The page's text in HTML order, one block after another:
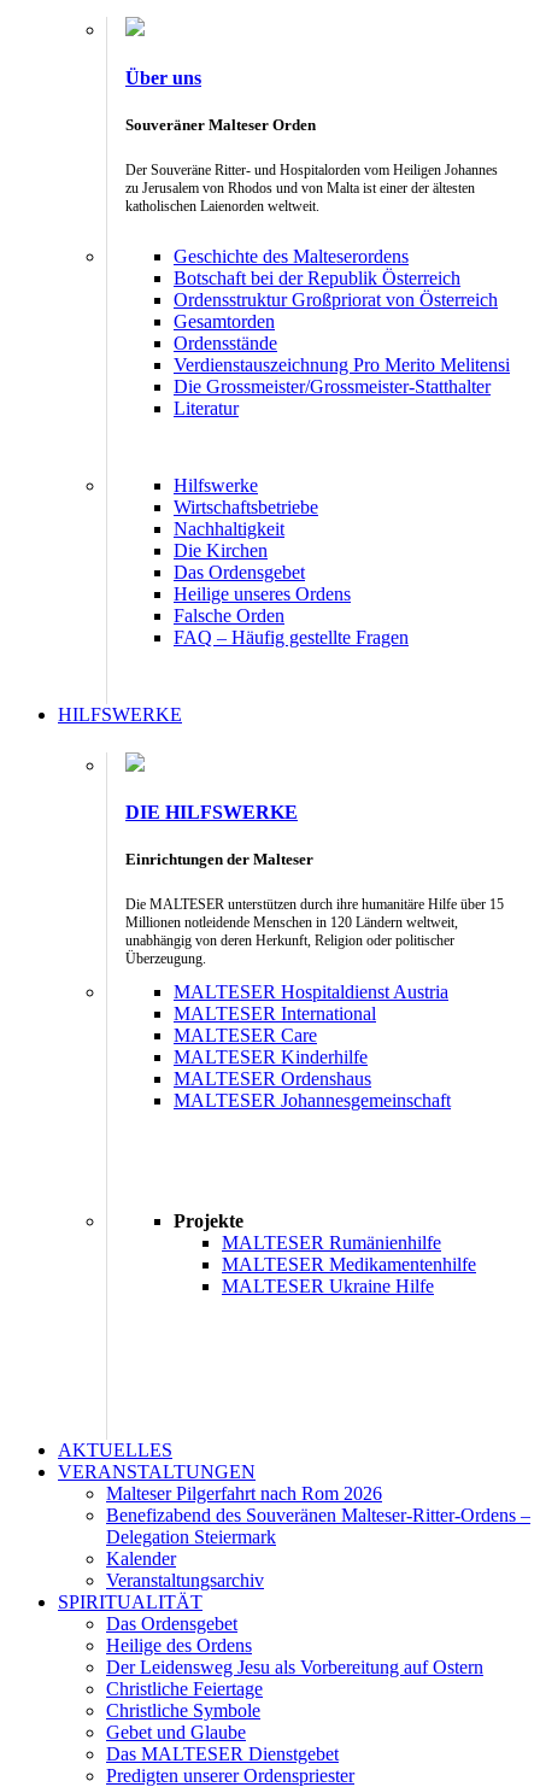
Über uns
Souveräner Malteser Orden
Der Souveräne Ritter- und Hospitalorden vom Heiligen Johannes
zu Jerusalem von Rhodos und von Malta ist einer der ältesten
katholischen Laienorden weltweit.
Geschichte des Malteserordens
Botschaft bei der Republik Österreich
Ordensstruktur Großpriorat von Österreich
Gesamtorden
Ordensstände
Verdienstauszeichnung Pro Merito Melitensi
Die Grossmeister/Grossmeister-Statthalter
Literatur
Hilfswerke
Wirtschaftsbetriebe
Nachhaltigkeit
Die Kirchen
Das Ordensgebet
Heilige unseres Ordens
Falsche Orden
FAQ – Häufig gestellte Fragen
HILFSWERKE
DIE HILFSWERKE
Einrichtungen der Malteser
Die MALTESER unterstützen durch ihre humanitäre Hilfe über 15
Millionen notleidende Menschen in 120 Ländern weltweit,
unabhängig von deren Herkunft, Religion oder politischer
Überzeugung.
MALTESER Hospitaldienst Austria
MALTESER International
MALTESER Care
MALTESER Kinderhilfe
MALTESER Ordenshaus
MALTESER Johannesgemeinschaft
Projekte
MALTESER Rumänienhilfe
MALTESER Medikamentenhilfe
MALTESER Ukraine Hilfe
AKTUELLES
VERANSTALTUNGEN
Malteser Pilgerfahrt nach Rom 2026
Benefizabend des Souveränen Malteser-Ritter-Ordens –
Delegation Steiermark
Kalender
Veranstaltungsarchiv
SPIRITUALITÄT
Das Ordensgebet
Heilige des Ordens
Der Leidensweg Jesu als Vorbereitung auf Ostern
Christliche Feiertage
Christliche Symbole
Gebet und Glaube
Das MALTESER Dienstgebet
Predigten unserer Ordenspriester